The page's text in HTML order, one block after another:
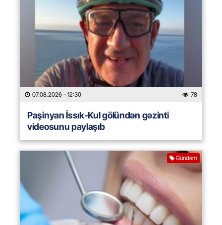
07.08.2026 - 12:30 78
Paşinyan İssık-Kul gölündən gəzinti
videosunu paylaşıb
Gündəm